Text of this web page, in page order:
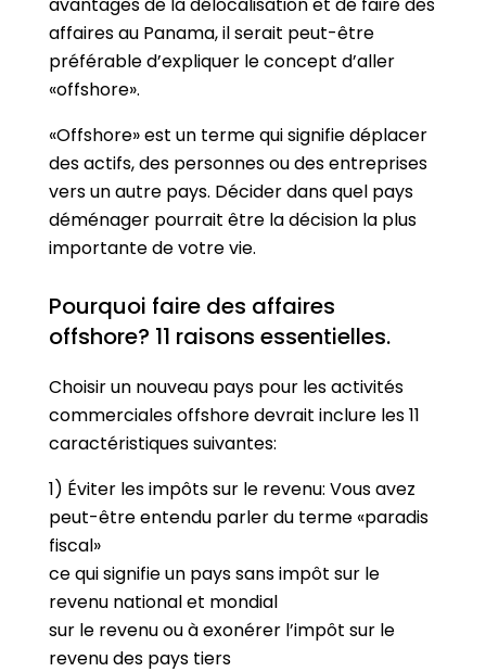
affaires au Panama, il serait peut-être
préférable d’expliquer le concept d’aller
«offshore».
«Offshore» est un terme qui signifie déplacer
des actifs, des personnes ou des entreprises
vers un autre pays. Décider dans quel pays
déménager pourrait être la décision la plus
importante de votre vie.
Pourquoi faire des affaires
offshore? 11 raisons essentielles.
Choisir un nouveau pays pour les activités
commerciales offshore devrait inclure les 11
caractéristiques suivantes:
1) Éviter les impôts sur le revenu: Vous avez
peut-être entendu parler du terme «paradis
fiscal»
ce qui signifie un pays sans impôt sur le
revenu national et mondial
sur le revenu ou à exonérer l’impôt sur le
revenu des pays tiers